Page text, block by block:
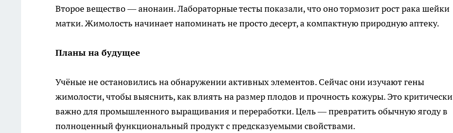
Второе вещество — анонаин. Лабораторные тесты показали, что оно тормозит рост рака шейки
матки. Жимолость начинает напоминать не просто десерт, а компактную природную аптеку.
Планы на будущее
Учёные не остановились на обнаружении активных элементов. Сейчас они изучают гены
жимолости, чтобы выяснить, как влиять на размер плодов и прочность кожуры. Это критически
важно для промышленного выращивания и переработки. Цель — превратить обычную ягоду в
полноценный функциональный продукт с предсказуемыми свойствами.